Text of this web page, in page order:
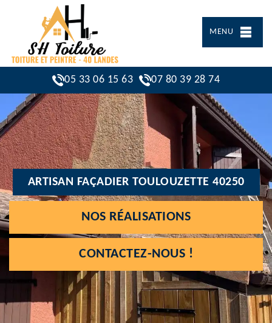
MENU
05 33 06 15 63 07 80 39 28 74
ARTISAN FAÇADIER TOULOUZETTE 40250
NOS RÉALISATIONS
CONTACTEZ-NOUS !